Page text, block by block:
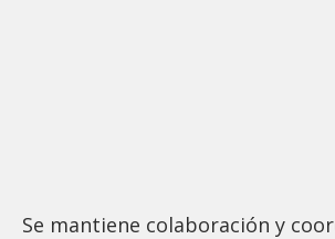
Se mantiene colaboración y